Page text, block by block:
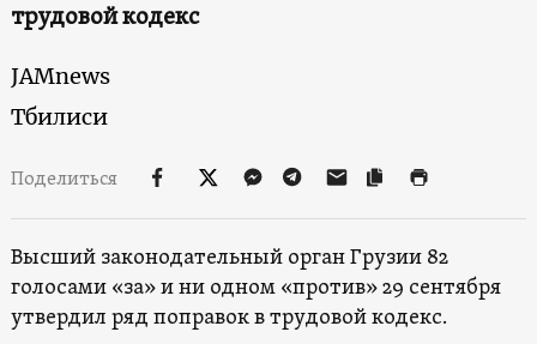
трудовой кодекс
JAMnews
Тбилиси
Поделиться
Высший законодательный орган Грузии 82
голосами «за» и ни одном «против» 29 сентября
утвердил ряд поправок в трудовой кодекс.